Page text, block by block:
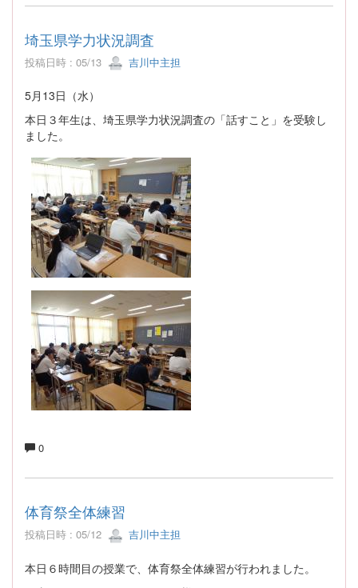
埼玉県学力状況調査
投稿日時 : 05/13 吉川中主担
5月13日（水）
本日３年生は、埼玉県学力状況調査の「話すこと」を受験し
ました。
0
体育祭全体練習
投稿日時 : 05/12 吉川中主担
本日６時間目の授業で、体育祭全体練習が行われました。